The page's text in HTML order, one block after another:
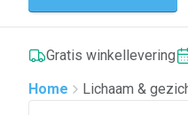
Gratis winkellevering
Home
Lichaam &